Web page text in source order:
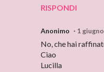
RISPONDI
Anonimo 1
No, che hai
Ciao
Lucilla